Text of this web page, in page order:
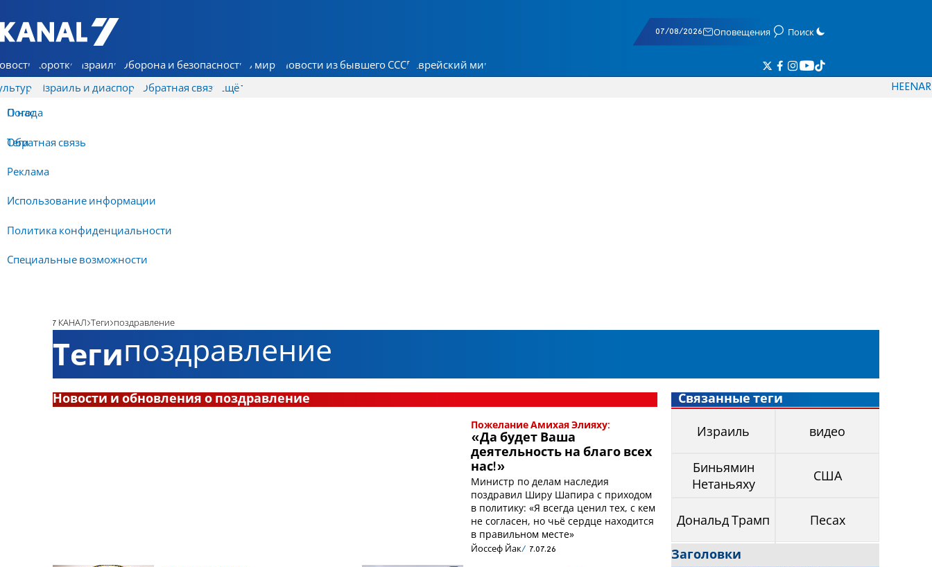
7 КАНАЛ - Аруц Шева
07/08/2026 Оповещения Поиск
Коротко Израиль Оборона и безопасность В мире Новости из бывшего СССР Еврейский мир
Израиль и диаспора Обратная связь
О нас
Обратная связь
Реклама
Использование информации
Политика конфиденциальности
Специальные возможности
Ещё
Погода
Теги
HEENAR
7 КАНАЛ Теги поздравление
Тегипоздравление
Новости и обновления о поздравление
Пожелание Амихая Элияху:
«Да будет Ваша
деятельность на благо всех
нас!»
Министр по делам наследия
поздравил Ширу Шапира с приходом
в политику: «Я всегда ценил тех, с кем
не согласен, но чьё сердце находится
в правильном месте»
Йоссеф Йак 7.07.26
Связанные теги
Израиль видео
Биньямин
Нетаньяху
США
Дональд Трамп Песах
Заголовки